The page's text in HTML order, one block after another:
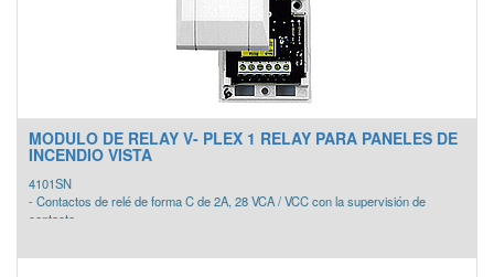
MODULO DE RELAY V- PLEX 1 RELAY PARA PANELES DE
INCENDIO VISTA
4101SN
- Contactos de relé de forma C de 2A, 28 VCA / VCC con la supervisión de
contacto.